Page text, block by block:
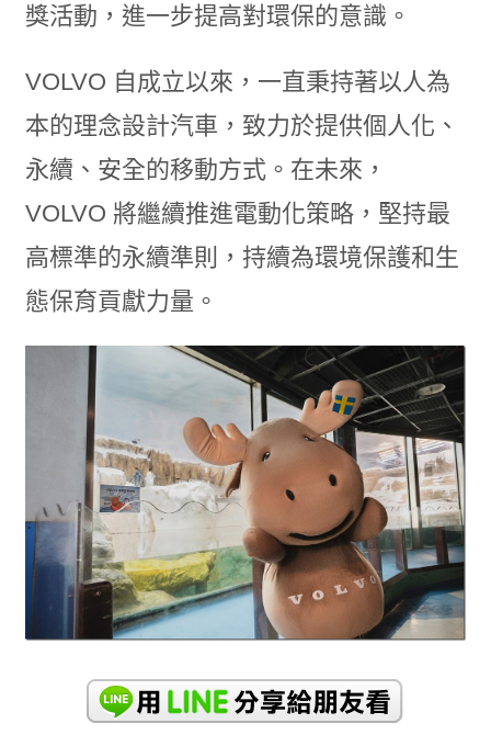
獎活動，進一步提高對環保的意識。
VOLVO 自成立以來，一直秉持著以人為
本的理念設計汽車，致力於提供個人化、
永續、安全的移動方式。在未來，
VOLVO 將繼續推進電動化策略，堅持最
高標準的永續準則，持續為環境保護和生
態保育貢獻力量。